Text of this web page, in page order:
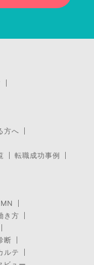
方へ
転職成功事例
き方
断
ルテ